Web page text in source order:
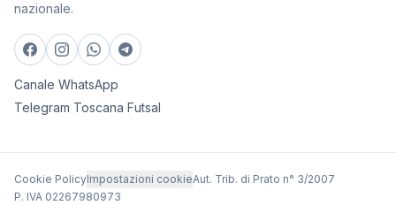
nazionale.
Canale WhatsApp
Telegram Toscana Futsal
Cookie PolicyImpostazioni cookieAut. Trib. di Prato n° 3/2007
P. IVA 02267980973